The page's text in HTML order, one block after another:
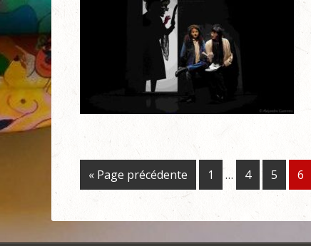
« Page précédente 1 … 4 5 6